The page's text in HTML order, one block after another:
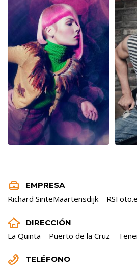

 EMPRESA
Richard SinteMaartensdijk –

 DIRECCIÓN
La Quinta – Puerto de la Cruz –

 TELÉFONO